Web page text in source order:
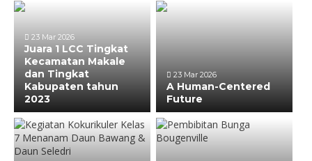
23 Mar 2026
Juara 1 LCC Tingkat
Kecamatan Makale
dan Tingkat
Kabupaten tahun
2023
23 Mar 2026
A Human-Centered
Future